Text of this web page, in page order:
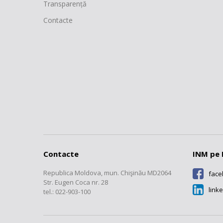
500012
500018
500019
Sfigmomanometre (aparate pentru
500020 Corectoare electronice de volum de gaz
500022
Traductor de debit, contor de apă DN
500021 Traductor de debit, contor de apă DN
Transparență
Contacte
Contacte
Republica Moldova, mun. Chişinău MD2064
Str. Eugen Coca nr. 28
tel.: 022-903-100
INM pe